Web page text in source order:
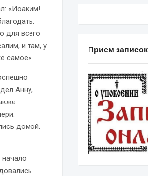
«Иоаким!
для всего
и там, у
самое».
Анну,
домой.
Прием записок